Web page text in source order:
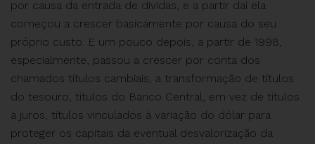
por causa da entrada de dividas, e a partir daí ela
começou a crescer basicamente por causa do seu
próprio custo. E um pouco depois, a partir de 1998,
especialmente, passou a crescer por conta dos
chamados títulos cambiais, a transformação de títulos
do tesouro, títulos do Banco Central, em vez de títulos
a juros, títulos vinculados à variação do dólar para
proteger os capitais da eventual desvalorização da